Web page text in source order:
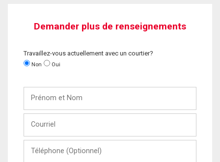
Demander plus de renseignements
Travaillez-vous actuellement avec un courtier?
Non Oui
Nom
(Optionnel)